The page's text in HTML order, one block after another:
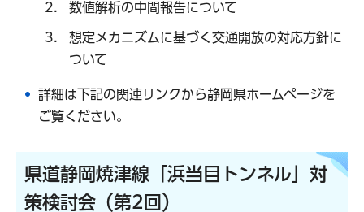
数値解析の中間報告について
想定メカニズムに基づく交通開放の対応方針に
ついて
詳細は下記の関連リンクから静岡県ホームページを
ご覧ください。
県道静岡焼津線「浜当目トンネル」対
策検討会（第2回）